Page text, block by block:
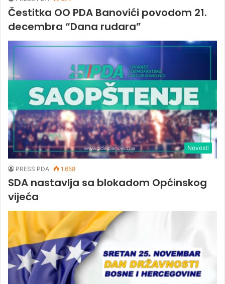
Čestitka OO PDA Banovići povodom 21.
decembra “Dana rudara”
Novosti
PRESS PDA 1.658
SDA nastavlja sa blokadom Općinskog
vijeća